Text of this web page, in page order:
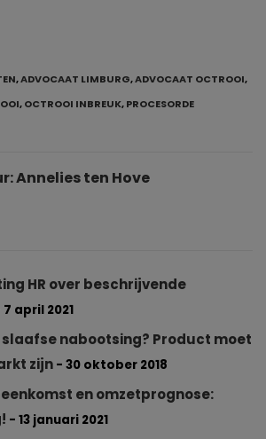
,ADVOCAAT LIMBURG,ADVOCAAT OCTROOI,
,OCTROOI INBREUK,PROCESORDE
Annelies ten Hove
HR over beschrijvende
7 april 2021
slaafse nabootsing? Product moet
zijn - 30 oktober 2018
en omzetprognose:
- 13 januari 2021